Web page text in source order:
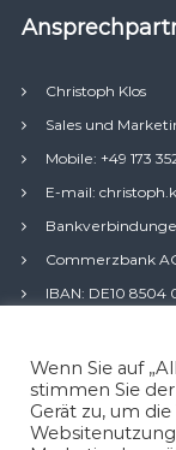
Christoph Klos
Sales und
Mobile: +49 173
E-mail:
Commerzbank
IBAN: DE10
Wenn Sie auf
stimmen Sie
Gerät zu, um